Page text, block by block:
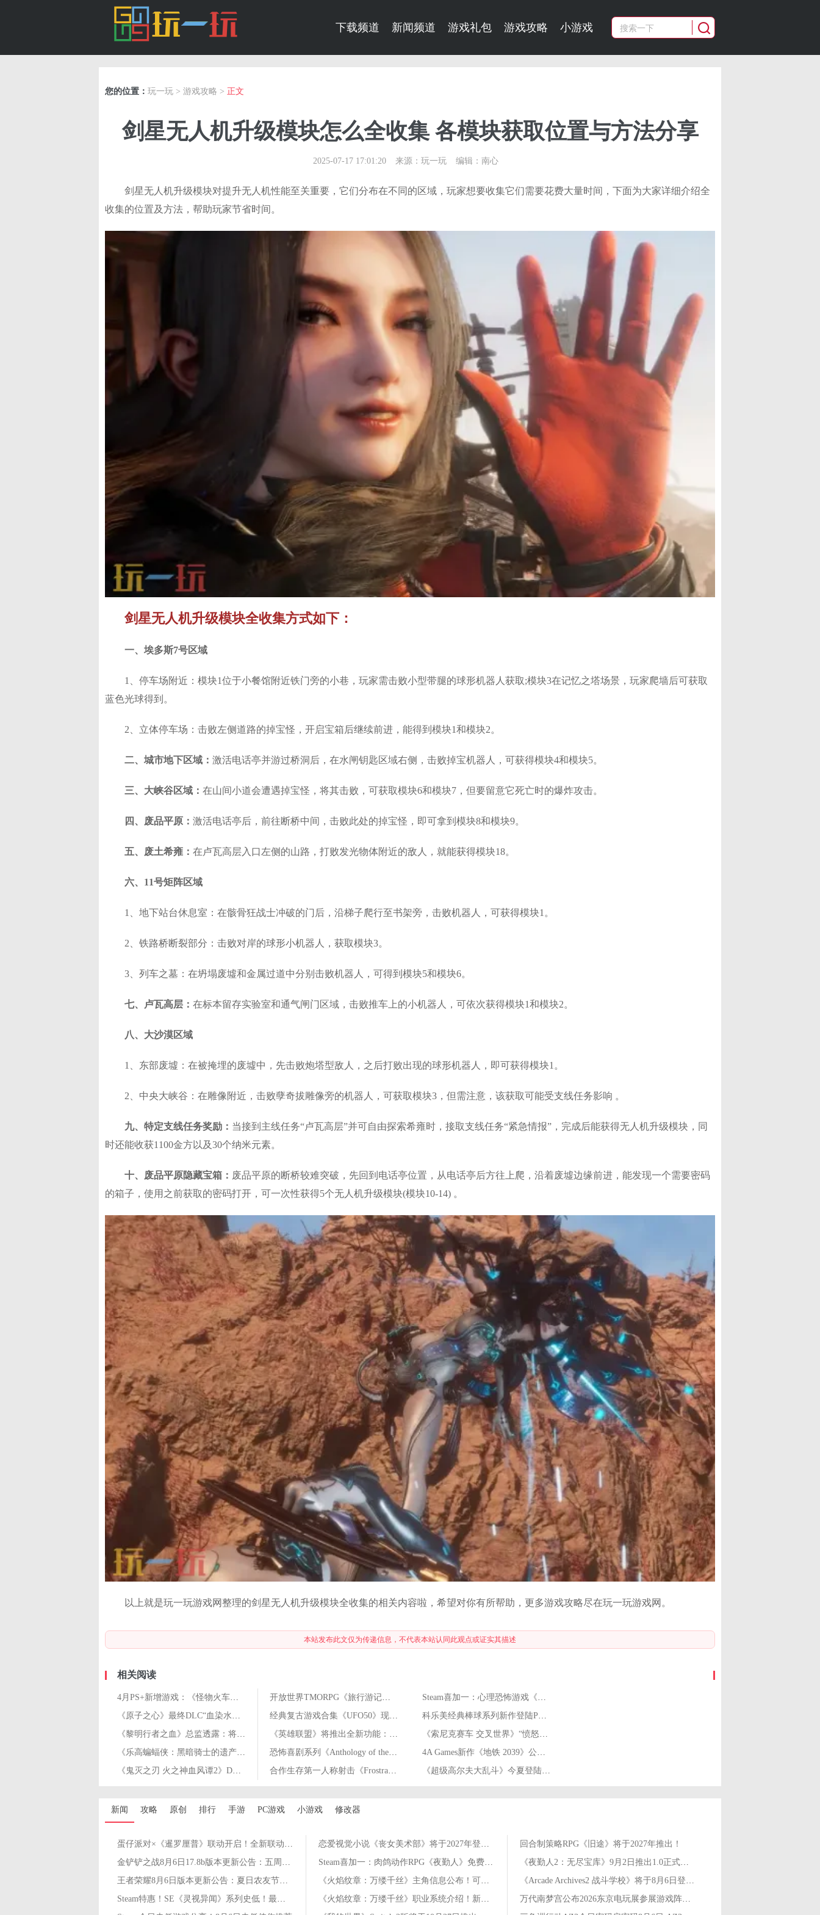
下载频道 新闻频道 游戏礼包 游戏攻略 小游戏
您的位置： 玩一玩 > 游戏攻略 > 正文
剑星无人机升级模块怎么全收集 各模块获取位置与方法​分享
2025-07-17 17:01:20 来源：玩一玩 编辑：南心
剑星无人机升级模块对提升无人机性能至关重要，它们分布在不同的区域，玩家想要收集它们需要花费大量时间，下面为大家详细介绍全
收集的位置及方法，帮助玩家节省时间。​
剑星无人机升级模块全收集方式如下：​
一、埃多斯7号区域​
1、停车场附近：模块1位于小餐馆附近铁门旁的小巷，玩家需击败小型带腿的球形机器人获取;模块3在记忆之塔场景，玩家爬墙后可获取
蓝色光球得到。​
2、立体停车场：击败左侧道路的掉宝怪，开启宝箱后继续前进，能得到模块1和模块2。​
二、城市地下区域： 激活电话亭并游过桥洞后，在水闸钥匙区域右侧，击败掉宝机器人，可获得模块4和模块5。​
三、大峡谷区域： 在山间小道会遭遇掉宝怪，将其击败，可获取模块6和模块7，但要留意它死亡时的爆炸攻击。​
四、废品平原： 激活电话亭后，前往断桥中间，击败此处的掉宝怪，即可拿到模块8和模块9。​
五、废土希雍： 在卢瓦高层入口左侧的山路，打败发光物体附近的敌人，就能获得模块18。​
六、11号矩阵区域​
1、地下站台休息室：在骸骨狂战士冲破的门后，沿梯子爬行至书架旁，击败机器人，可获得模块1。​
2、铁路桥断裂部分：击败对岸的球形小机器人，获取模块3。​
3、列车之墓：在坍塌废墟和金属过道中分别击败机器人，可得到模块5和模块6。​
七、卢瓦高层： 在标本留存实验室和通气闸门区域，击败推车上的小机器人，可依次获得模块1和模块2。​
八、大沙漠区域​
1、东部废墟：在被掩埋的废墟中，先击败炮塔型敌人，之后打败出现的球形机器人，即可获得模块1。​
2、中央大峡谷：在雕像附近，击败孽奇拔雕像旁的机器人，可获取模块3，但需注意，该获取可能受支线任务影响 。​
九、特定支线任务奖励： 当接到主线任务“卢瓦高层”并可自由探索希雍时，接取支线任务“紧急情报”，完成后能获得无人机升级模块，同
时还能收获1100金方以及30个纳米元素。​
十、废品平原隐藏宝箱： 废品平原的断桥较难突破，先回到电话亭位置，从电话亭后方往上爬，沿着废墟边缘前进，能发现一个需要密码
的箱子，使用之前获取的密码打开，可一次性获得5个无人机升级模块(模块10-14) 。​
以上就是玩一玩游戏网整理的剑星无人机升级模块全收集的相关内容啦，希望对你有所帮助，更多游戏攻略尽在玩一玩游戏网。
本站发布此文仅为传递信息，不代表本站认同此观点或证实其描述
相关阅读
4月PS+新增游戏：《怪物火车》《持枪松鼠》等 开放世界TMORPG《旅行游记》7月31日正式停服
Steam喜加一：心理恐怖游戏《NineHells》免费领
《原子之心》最终DLC“血染水晶”流程时长超8小时！
经典复古游戏合集《UFO50》现已登陆Switch
科乐美经典棒球系列新作登陆PS5/PC 售价约409元
《黎明行者之血》总监透露：将为玩家带来前所未有的体验
《英雄联盟》将推出全新功能：队友摆烂可投票提前结束对局
《索尼克赛车 交叉世界》“愤怒的小鸟活动”限时开启
《乐高蝙蝠侠：黑暗骑士的遗产》将于5月23日上线
恐怖喜剧系列《Anthology of the Killer》已登陆PS5和Switch平台
4A Games新作《地铁 2039》公布！4月17日Xbox全球展示
《鬼灭之刃 火之神血风谭2》DLC角色“胡蝶忍”4月17日上线
合作生存第一人称射击《Frostrail》首次测试4月16日开启 《超级高尔夫大乱斗》今夏登陆次世代主机平台
新闻 攻略 原创 排行 手游 PC游戏 小游戏 修改器
蛋仔派对×《暹罗厘普》联动开启！全新联动外观等趣味配饰动作上线
金铲铲之战8月6日17.8b版本更新公告：五周年庆典活动开启！
王者荣耀8月6日版本更新公告：夏日农友节开启！新英雄卢雅那上线！
Steam特惠！SE《灵视异闻》系列史低！最低五折优惠
恋爱视觉小说《丧女美术部》将于2027年登陆Steam
Steam喜加一：肉鸽动作RPG《夜勤人》免费领取
《火焰纹章：万缕千丝》主角信息公布！可自定义设置外观
《火焰纹章：万缕千丝》职业系统介绍！新兵种战象兵公布
回合制策略RPG《旧途》将于2027年推出！
《夜勤人2：无尽宝库》9月2日推出1.0正式版！
《Arcade Archives2 战斗学校》将于8月6日登陆主机平台
万代南梦宫公布2026东京电玩展参展游戏阵容！